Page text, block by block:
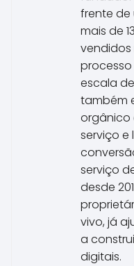
frente
mais de
vendidos
escala
também
orgânico
serviço
serviço
desde
vivo, já
a
digitais.